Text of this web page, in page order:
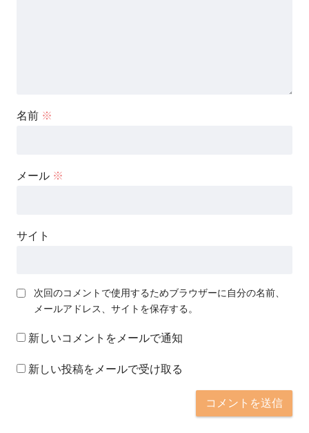
名前 ※
メール ※
サイト
次回のコメントで使用するためブラウザーに自分の名前、
メールアドレス、サイトを保存する。
新しいコメントをメールで通知
新しい投稿をメールで受け取る